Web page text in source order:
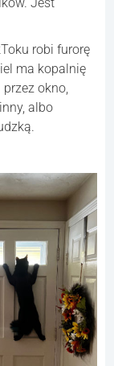
robi furorę
ma kopalnię
okno,
albo